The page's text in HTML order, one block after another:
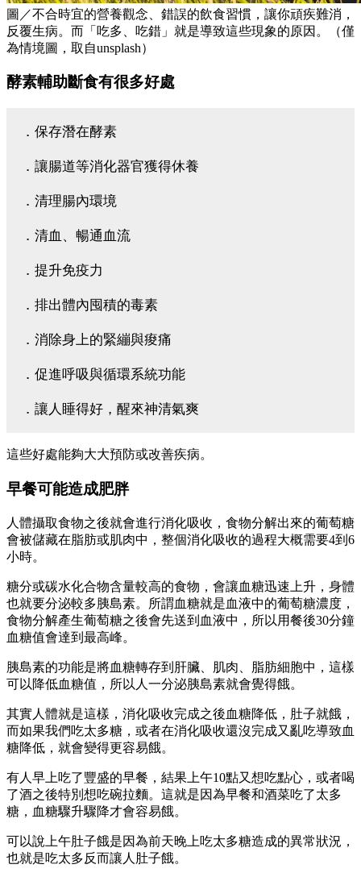
圖／不合時宜的營養觀念、錯誤的飲食習慣，讓你頑疾難消，
反覆生病。而「吃多、吃錯」就是導致這些現象的原因。（僅
為情境圖，取自unsplash）
酵素輔助斷食有很多好處
．保存潛在酵素
．讓腸道等消化器官獲得休養
．清理腸內環境
．清血、暢通血流
．提升免疫力
．排出體內囤積的毒素
．消除身上的緊繃與痠痛
．促進呼吸與循環系統功能
．讓人睡得好，醒來神清氣爽
這些好處能夠大大預防或改善疾病。
早餐可能造成肥胖
人體攝取食物之後就會進行消化吸收，食物分解出來的葡萄糖
會被儲藏在脂肪或肌肉中，整個消化吸收的過程大概需要4到6
小時。
糖分或碳水化合物含量較高的食物，會讓血糖迅速上升，身體
也就要分泌較多胰島素。所謂血糖就是血液中的葡萄糖濃度，
食物分解產生葡萄糖之後會先送到血液中，所以用餐後30分鐘
血糖值會達到最高峰。
胰島素的功能是將血糖轉存到肝臟、肌肉、脂肪細胞中，這樣
可以降低血糖值，所以人一分泌胰島素就會覺得餓。
其實人體就是這樣，消化吸收完成之後血糖降低，肚子就餓，
而如果我們吃太多糖，或者在消化吸收還沒完成又亂吃導致血
糖降低，就會變得更容易餓。
有人早上吃了豐盛的早餐，結果上午10點又想吃點心，或者喝
了酒之後特別想吃碗拉麵。這就是因為早餐和酒菜吃了太多
糖，血糖驟升驟降才會容易餓。
可以說上午肚子餓是因為前天晚上吃太多糖造成的異常狀況，
也就是吃太多反而讓人肚子餓。